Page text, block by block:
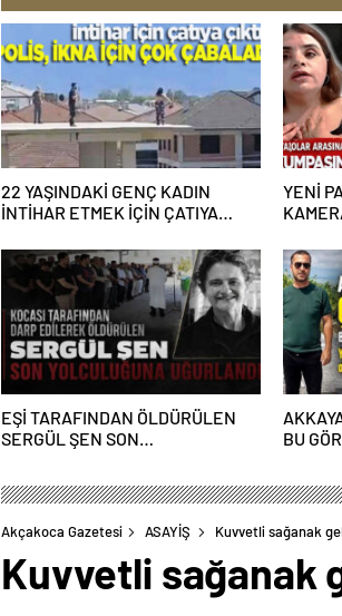
22 YAŞINDAKİ GENÇ KADIN
İNTİHAR ETMEK İÇİN ÇATIYA
YENİ
EŞİ TARAFINDAN ÖLDÜRÜLEN
SERGÜL ŞEN SON
BU
Akçakoca Gazetesi ASAYİŞ Kuvvetli sağanak
Kuvvetli sağanak